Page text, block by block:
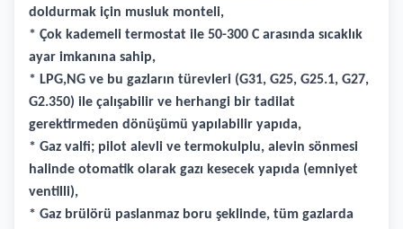
doldurmak için musluk monteli,
* Çok kademeli termostat ile 50-300 C arasında sıcaklık
ayar imkanına sahip,
* LPG,NG ve bu gazların türevleri (G31, G25, G25.1, G27,
G2.350) ile çalışabilir ve herhangi bir tadilat
gerektirmeden dönüşümü yapılabilir yapıda,
* Gaz valfi; pilot alevli ve termokulplu, alevin sönmesi
halinde otomatik olarak gazı kesecek yapıda (emniyet
ventilli),
* Gaz brülörü paslanmaz boru şeklinde, tüm gazlarda